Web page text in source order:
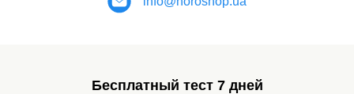
Бесплатный тест 7 дней